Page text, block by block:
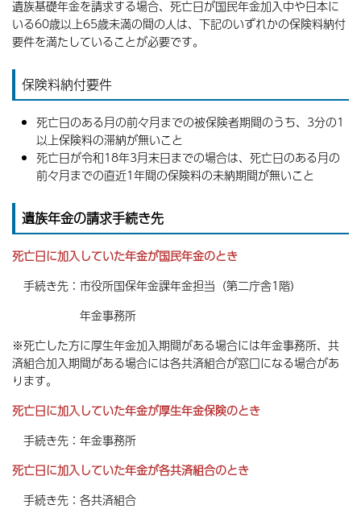
遺族基礎年金を請求する場合、死亡日が国民年金加入中や日本に
いる60歳以上65歳未満の間の人は、下記のいずれかの保険料納付
要件を満たしていることが必要です。
保険料納付要件
死亡日のある月の前々月までの被保険者期間のうち、3分の1
以上保険料の滞納が無いこと
死亡日が令和18年3月末日までの場合は、死亡日のある月の
前々月までの直近1年間の保険料の未納期間が無いこと
遺族年金の請求手続き先
死亡日に加入していた年金が国民年金のとき
手続き先：市役所国保年金課年金担当（第二庁舎1階）
年金事務所
※死亡した方に厚生年金加入期間がある場合には年金事務所、共
済組合加入期間がある場合には各共済組合が窓口になる場合があ
ります。
死亡日に加入していた年金が厚生年金保険のとき
手続き先：年金事務所
死亡日に加入していた年金が各共済組合のとき
手続き先：各共済組合